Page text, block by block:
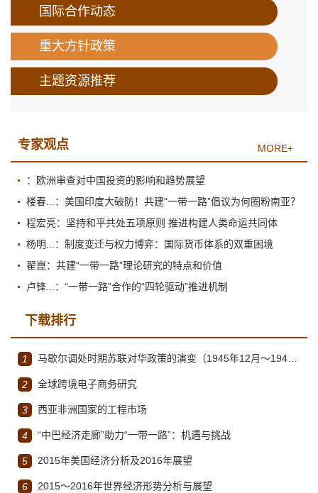
国际合作动态
重大方针政策
主题资源推荐
专家观点 MORE+
：欧洲审查对中国投资的影响和趋势展望
楼春...：美国印度大破防！共建“一带一路”倡议为何圈粉南亚？
程宏亮：坚持和平共处五项原则 推进构建人类命运共同体
杨明...：制度变迁与权力博弈：国际货币体系的双重困境
翟崑：共建“一带一路”理论研究的特点和价值
卢锋...：“一带一路”合作的“四轮驱动”推进机制
下载排行
1 马歇尔调处时期苏联对华政策的演变（1945年12月～1947年1月）
2 全球跨境电子商务研究
3 西亚非洲国家的工程市场
4 “中巴经济走廊”助力“一带一路”：机遇与挑战
5 2015年美国经济分析及2016年展望
6 2015～2016年世界经济形势分析与展望